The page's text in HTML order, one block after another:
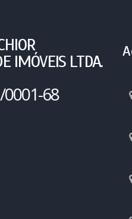
IMÓVEIS LTDA.
0001-68